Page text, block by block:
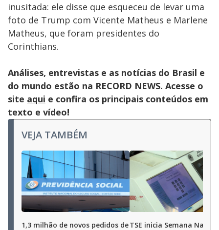
inusitada: ele disse que esqueceu de levar uma
foto de Trump com Vicente Matheus e Marlene
Matheus, que foram presidentes do
Corinthians.
Análises, entrevistas e as notícias do Brasil e
do mundo estão na RECORD NEWS. Acesse o
site aqui e confira os principais conteúdos em
texto e vídeo!
VEJA TAMBÉM
1,3 milhão de novos pedidos deTSE inicia Semana